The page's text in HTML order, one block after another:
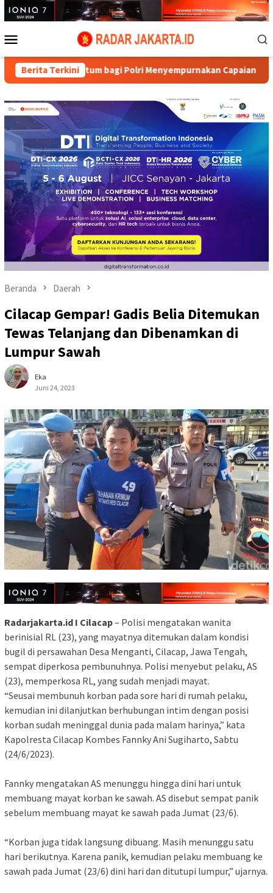
Loncat
ke
Mobile
Berita Terkini
bagi Polri Menyempurnakan Capaian setelah Membongkar
Beranda Daerah
Cilacap Gempar! Gadis Belia Ditemukan
Tewas Telanjang dan Dibenamkan di
Lumpur Sawah
Eka
Juni 24, 2023
Radarjakarta.id I Cilacap– Polisi mengatakan wanita
berinisial RL (23), yang mayatnya ditemukan dalam kondisi
bugil di persawahan Desa Menganti, Cilacap, Jawa Tengah,
sempat diperkosa pembunuhnya. Polisi menyebut pelaku, AS
(23), memperkosa RL, yang sudah menjadi mayat.
“Seusai membunuh korban pada sore hari di rumah pelaku,
kemudian ini dilanjutkan berhubungan intim dengan posisi
korban sudah meninggal dunia pada malam harinya,” kata
Kapolresta Cilacap Kombes Fannky Ani Sugiharto, Sabtu
(24/6/2023).
Fannky mengatakan AS menunggu hingga dini hari untuk
membuang mayat korban ke sawah. AS disebut sempat panik
sebelum membuang mayat ke sawah pada Jumat (23/6).
“Korban juga tidak langsung dibuang. Masih menunggu satu
hari berikutnya. Karena panik, kemudian pelaku membuang ke
sawah pada Jumat (23/6) dini hari dan ditutupi lumpur,” ujarnya.